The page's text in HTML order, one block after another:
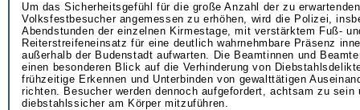
Um das Sicherheitsgefühl für die große Anzahl der zu
Volksfestbesucher angemessen zu erhöhen, wird die Polizei,
Abendstunden der einzelnen Kirmestage, mit verstärktem Fuß-
Reiterstreifeneinsatz für eine deutlich wahrnehmbare Präsenz
außerhalb der Budenstadt aufwarten. Die Beamtinnen und
einen besonderen Blick auf die Verhinderung von
frühzeitige Erkennen und Unterbinden von gewalttätigen
richten. Besucher werden dennoch aufgefordert, achtsam zu sein
diebstahlssicher am Körper mitzuführen.